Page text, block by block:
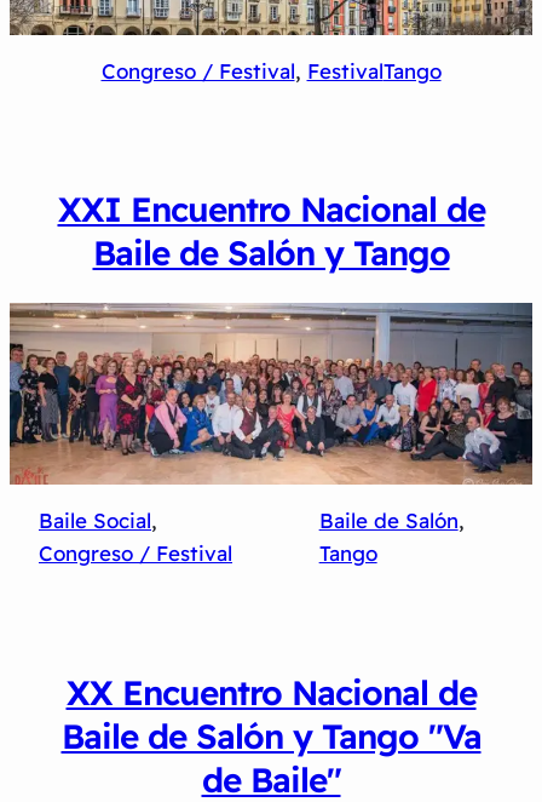
Congreso / Festival, FestivalTango
XXI Encuentro Nacional de
Baile de Salón y Tango
Baile Social,
Congreso / Festival
Baile de Salón,
Tango
XX Encuentro Nacional de
Baile de Salón y Tango "Va
de Baile"